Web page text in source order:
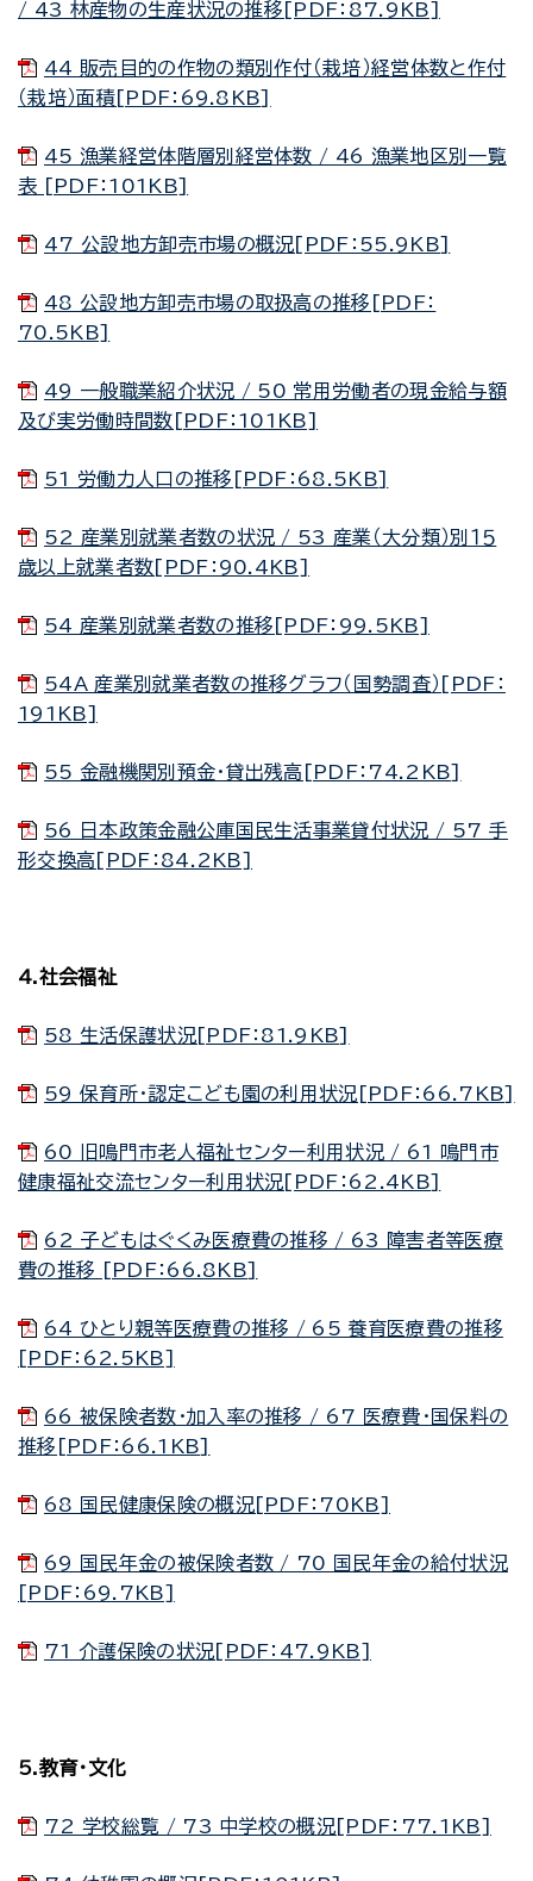
/ 43 林産物の生産状況の推移[PDF：87.9KB]
44 販売目的の作物の類別作付（栽培）経営体数と作付
（栽培）面積[PDF：69.8KB]
45 漁業経営体階層別経営体数 / 46 漁業地区別一覧
表 [PDF：101KB]
47 公設地方卸売市場の概況[PDF：55.9KB]
48 公設地方卸売市場の取扱高の推移[PDF：
70.5KB]
49 一般職業紹介状況 / 50 常用労働者の現金給与額
及び実労働時間数[PDF：101KB]
51 労働力人口の推移[PDF：68.5KB]
52 産業別就業者数の状況 / 53 産業（大分類）別１５
歳以上就業者数[PDF：90.4KB]
54 産業別就業者数の推移[PDF：99.5KB]
54A 産業別就業者数の推移グラフ（国勢調査）[PDF：
191KB]
55 金融機関別預金・貸出残高[PDF：74.2KB]
56 日本政策金融公庫国民生活事業貸付状況 / 57 手
形交換高[PDF：84.2KB]
4.社会福祉
58 生活保護状況[PDF：81.9KB]
59 保育所・認定こども園の利用状況[PDF：66.7KB]
60 旧鳴門市老人福祉センター利用状況 / 61 鳴門市
健康福祉交流センター利用状況[PDF：62.4KB]
62 子どもはぐくみ医療費の推移 / 63 障害者等医療
費の推移 [PDF：66.8KB]
64 ひとり親等医療費の推移 / 65 養育医療費の推移
[PDF：62.5KB]
66 被保険者数・加入率の推移 / 67 医療費・国保料の
推移[PDF：66.1KB]
68 国民健康保険の概況[PDF：70KB]
69 国民年金の被保険者数 / 70 国民年金の給付状況
[PDF：69.7KB]
71 介護保険の状況[PDF：47.9KB]
5.教育・文化
72 学校総覧 / 73 中学校の概況[PDF：77.1KB]